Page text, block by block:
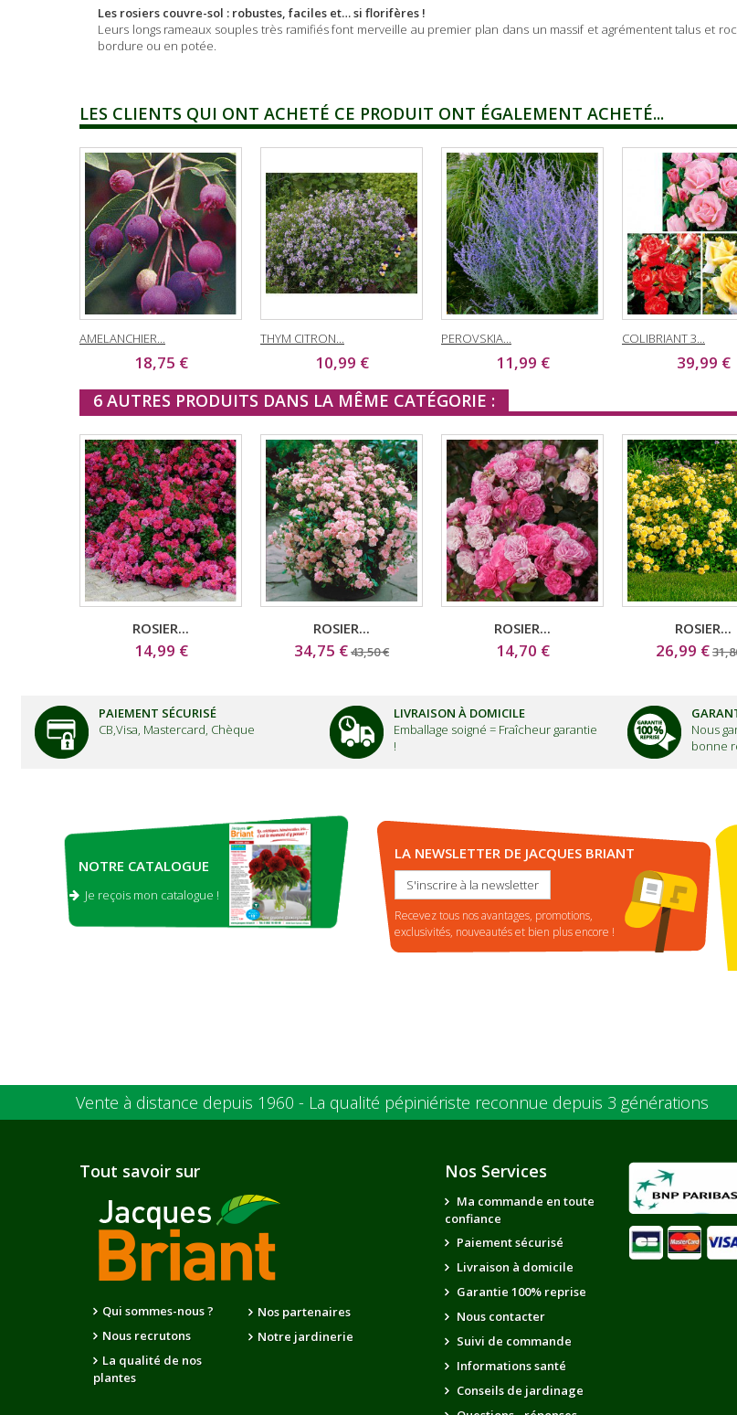
Les rosiers couvre-sol : robustes, faciles et… si florifères !
Leurs longs rameaux souples très ramifiés font merveille au premier plan dans un massif et agrémentent talus et
bordure ou en potée.
LES CLIENTS QUI ONT ACHETÉ CE PRODUIT ONT ÉGALEMENT ACHETÉ...
AMELANCHIER...
18,75 €
THYM CITRON...
10,99 €
PEROVSKIA...
11,99 €
COLIBRIANT 3...
39,99 €
6 AUTRES PRODUITS DANS LA MÊME CATÉGORIE :
ROSIER...
14,99 €
ROSIER...
34,75 €43,50 €
ROSIER...
14,70 €
ROSIER...
26,99 €
PAIEMENT SÉCURISÉ
CB,Visa, Mastercard, Chèque
LIVRAISON À DOMICILE
Emballage soigné = Fraîcheur garantie
!
Nous
bonne
NOTRE CATALOGUE
Je reçois mon catalogue !
LA NEWSLETTER DE JACQUES BRIANT
S'inscrire à la newsletter
Recevez tous nos avantages, promotions,
exclusivités, nouveautés et bien plus encore !
Vente à distance depuis 1960 - La qualité pépiniériste reconnue depuis 3 générations
Tout savoir sur
Qui sommes-nous ?
Nous recrutons
La qualité de nos
plantes
Nos partenaires
Notre jardinerie
Nos Services
Ma commande en toute
confiance
Paiement sécurisé
Livraison à domicile
Garantie 100% reprise
Nous contacter
Suivi de commande
Informations santé
Conseils de jardinage